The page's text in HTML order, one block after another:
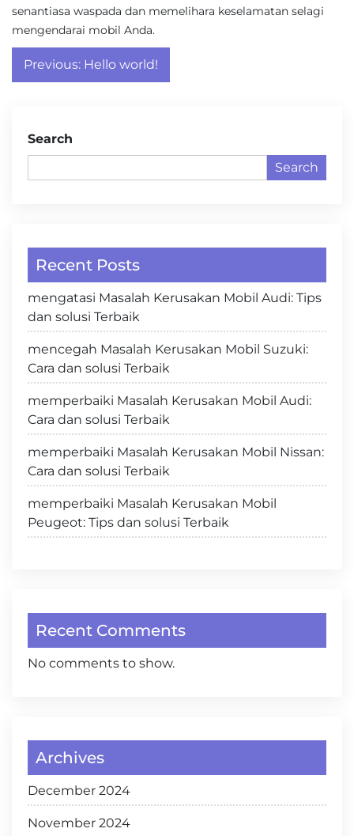
senantiasa waspada dan memelihara keselamatan selagi
mengendarai mobil Anda.
Post
navigation
Previous: Hello world!
Search
Search
Recent Posts
mengatasi Masalah Kerusakan Mobil Audi: Tips
dan solusi Terbaik
mencegah Masalah Kerusakan Mobil Suzuki:
Cara dan solusi Terbaik
memperbaiki Masalah Kerusakan Mobil Audi:
Cara dan solusi Terbaik
memperbaiki Masalah Kerusakan Mobil Nissan:
Cara dan solusi Terbaik
memperbaiki Masalah Kerusakan Mobil
Peugeot: Tips dan solusi Terbaik
Recent Comments
No comments to show.
Archives
December 2024
November 2024